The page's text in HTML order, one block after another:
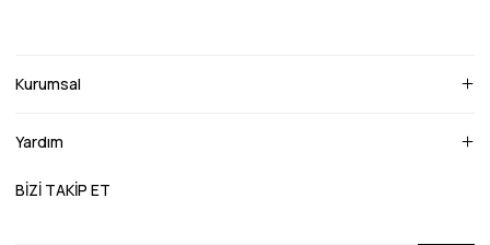
Kurumsal
Yardım
BİZİ TAKİP ET